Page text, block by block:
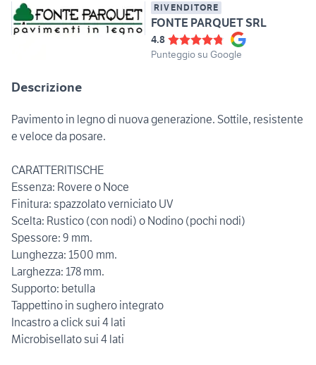
RIVENDITORE
FONTE PARQUET SRL
4.8
Punteggio su Google
Descrizione
Pavimento in legno di nuova generazione. Sottile, resistente
e veloce da posare.
CARATTERITISCHE
Essenza: Rovere o Noce
Finitura: spazzolato verniciato UV
Scelta: Rustico (con nodi) o Nodino (pochi nodi)
Spessore: 9 mm.
Lunghezza: 1500 mm.
Larghezza: 178 mm.
Supporto: betulla
Tappettino in sughero integrato
Incastro a click sui 4 lati
Microbisellato sui 4 lati